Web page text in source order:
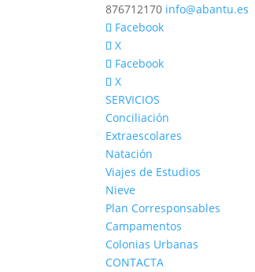
876712170 info@abantu.es
Facebook
X
Facebook
X
SERVICIOS
Conciliación
Extraescolares
Natación
Viajes de Estudios
Nieve
Plan Corresponsables
Campamentos
Colonias Urbanas
CONTACTA